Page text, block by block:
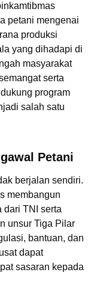
petani mengenai
produksi
yang dihadapi di
masyarakat
serta
program
salah satu
Petani
berjalan sendiri.
membangun
dari TNI serta
unsur Tiga Pilar
bantuan, dan
dapat
sasaran kepada